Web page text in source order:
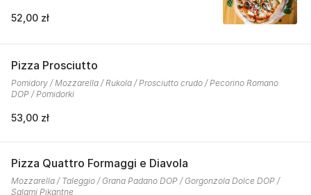
52,00 zł
Pizza Prosciutto
Pomidory / Mozzarella / Rukola / Prosciutto crudo / Pecorino Romano
DOP / Pomidorki
53,00 zł
Pizza Quattro Formaggi e Diavola
Mozzarella / Taleggio / Grana Padano DOP / Gorgonzola Dolce DOP /
Salami Pikantne